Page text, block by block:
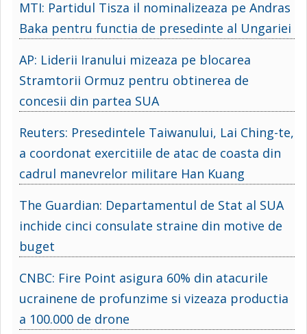
MTI: Partidul Tisza il nominalizeaza pe Andras
Baka pentru functia de presedinte al Ungariei
AP: Liderii Iranului mizeaza pe blocarea
Stramtorii Ormuz pentru obtinerea de
concesii din partea SUA
Reuters: Presedintele Taiwanului, Lai Ching-te,
a coordonat exercitiile de atac de coasta din
cadrul manevrelor militare Han Kuang
The Guardian: Departamentul de Stat al SUA
inchide cinci consulate straine din motive de
buget
CNBC: Fire Point asigura 60% din atacurile
ucrainene de profunzime si vizeaza productia
a 100.000 de drone